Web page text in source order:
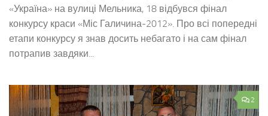
«Україна» на вулиці Мельника, 18 відбувся фінал
конкурсу краси «Міс Галичина-2012». Про всі попередні
етапи конкурсу я знав досить небагато і на сам фінал
потрапив завдяки...
2